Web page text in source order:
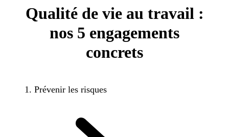
Qualité de vie au travail :
nos 5 engagements
concrets
1. Prévenir les risques